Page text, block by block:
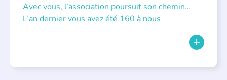
Avec vous, l’association poursuit son chemin…
L’an dernier vous avez été 160 à nous